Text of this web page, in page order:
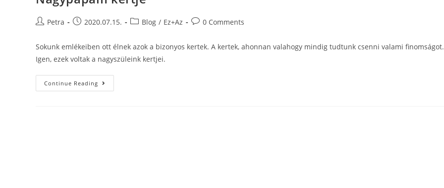
Petra 2020.07.15. Blog / Ez+Az 0 Comments
Sokunk emlékeiben ott élnek azok a bizonyos kertek. A kertek, ahonnan valahogy mindig tudtunk csenni valami finomságot.
Igen, ezek voltak a nagyszüleink kertjei.
Continue Reading